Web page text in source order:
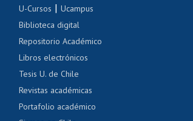
Cursos de español
Denuncias administrativas
U-Cursos |Ucampus
Biblioteca digital
Repositorio Académico
Libros electrónicos
Tesis U. de Chile
Revistas académicas
Portafolio académico